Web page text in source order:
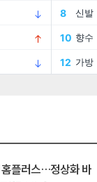
홈플러스…정상화 바